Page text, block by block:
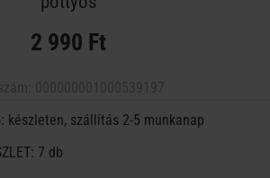
2 990 Ft
készleten, szállítás 2-5 munkanap
7 db